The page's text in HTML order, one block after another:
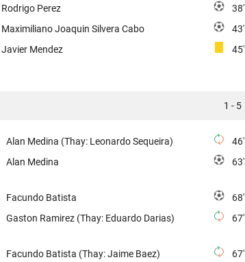
Rodrigo Perez
38'
Maximiliano Joaquin Silvera Cabo
43'
Javier Mendez
45'
1 - 5
Alan Medina (Thay: Leonardo Sequeira)
46'
Alan Medina 63'
Facundo Batista
68'
Gaston Ramirez (Thay: Eduardo Darias) 67'
Facundo Batista (Thay: Jaime Baez)
67'